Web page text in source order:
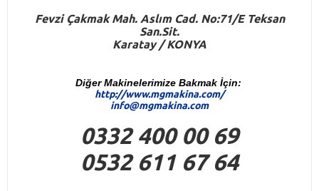
Fevzi Çakmak Mah. Aslım Cad. No:71/E Teksan
San.Sit.
Karatay / KONYA
Diğer Makinelerimize Bakmak İçin:
http://www.mgmakina.com/
info@mgmakina.com
0332 400 00 69
0532 611 67 64